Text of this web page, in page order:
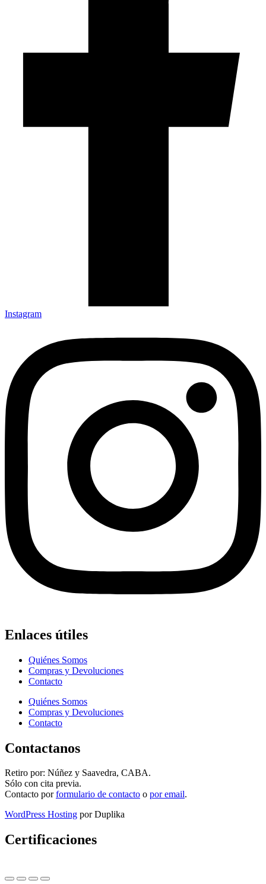
Instagram
Enlaces útiles
Quiénes Somos
Compras y Devoluciones
Contacto
Quiénes Somos
Compras y Devoluciones
Contacto
Contactanos
Retiro por: Núñez y Saavedra, CABA.
Sólo con cita previa.
Contacto porformulario de contacto o por email.
WordPress Hosting por Duplika
Certificaciones